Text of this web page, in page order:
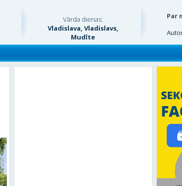
Vārda dienas:
Vladislava, Vladislavs,
Mudīte
Par